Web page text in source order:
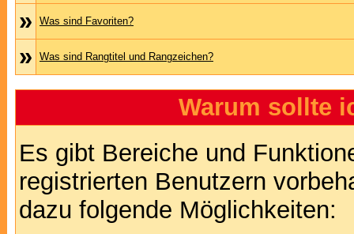
» Was sind Favoriten?
» Was sind Rangtitel und Rangzeichen?
Warum sollte
Es gibt Bereiche und
registrierten Benutzern
dazu folgende Möglichkeiten: